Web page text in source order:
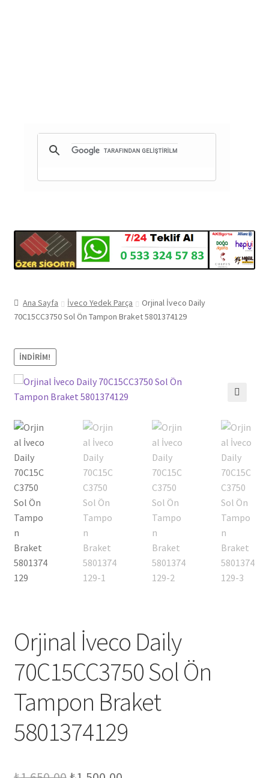
Ana Sayfa İveco Yedek Parça
Orjinal İveco Daily
70C15CC3750 Sol Ön Tampon Braket 5801374129
İNDIRIM!
Orjinal İveco Daily
70C15CC3750 Sol Ön
Tampon Braket
5801374129